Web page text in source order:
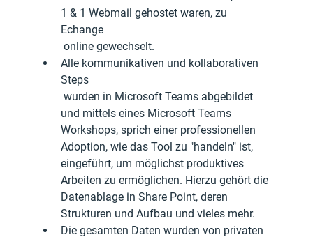
1 & 1 Webmail gehostet waren, zu
Echange
online gewechselt.
Alle kommunikativen und kollaborativen
Steps
wurden in Microsoft Teams abgebildet
und mittels eines Microsoft Teams
Workshops, sprich einer professionellen
Adoption, wie das Tool zu "handeln" ist,
eingeführt, um möglichst produktives
Arbeiten zu ermöglichen. Hierzu gehört die
Datenablage in Share Point, deren
Strukturen und Aufbau und vieles mehr.
Die gesamten Daten wurden von privaten